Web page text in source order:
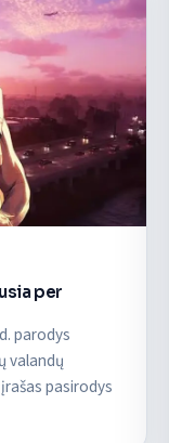
per
parodys
valandų
pasirodys